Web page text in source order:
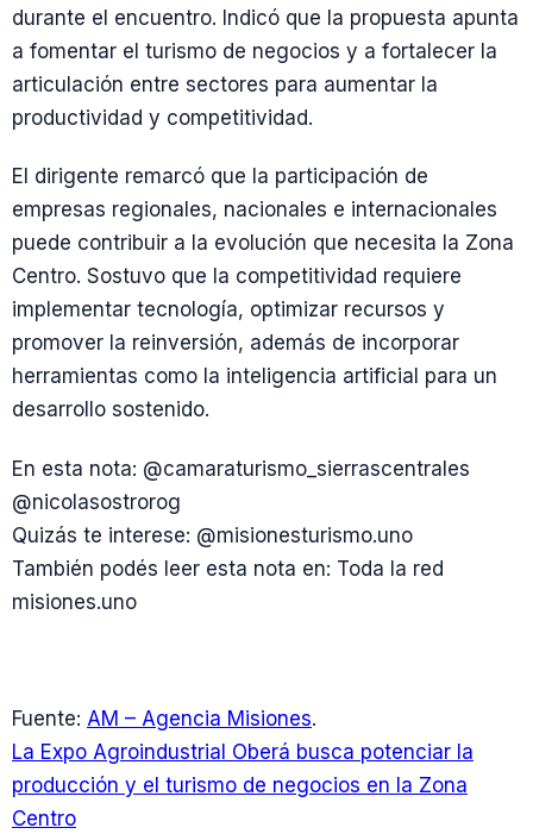
durante el encuentro. Indicó que la propuesta apunta
a fomentar el turismo de negocios y a fortalecer la
articulación entre sectores para aumentar la
productividad y competitividad.
El dirigente remarcó que la participación de
empresas regionales, nacionales e internacionales
puede contribuir a la evolución que necesita la Zona
Centro. Sostuvo que la competitividad requiere
implementar tecnología, optimizar recursos y
promover la reinversión, además de incorporar
herramientas como la inteligencia artificial para un
desarrollo sostenido.
En esta nota: @camaraturismo_sierrascentrales
@nicolasostrorog
Quizás te interese: @misionesturismo.uno
También podés leer esta nota en: Toda la red
misiones.uno
Fuente: AM – Agencia Misiones.
La Expo Agroindustrial Oberá busca potenciar la
producción y el turismo de negocios en la Zona
Centro